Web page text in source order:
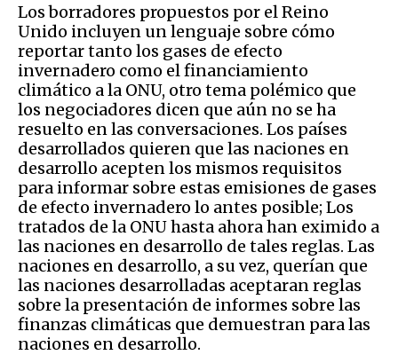
Los borradores propuestos por el Reino
Unido incluyen un lenguaje sobre cómo
reportar tanto los gases de efecto
invernadero como el financiamiento
climático a la ONU, otro tema polémico que
los negociadores dicen que aún no se ha
resuelto en las conversaciones. Los países
desarrollados quieren que las naciones en
desarrollo acepten los mismos requisitos
para informar sobre estas emisiones de gases
de efecto invernadero lo antes posible; Los
tratados de la ONU hasta ahora han eximido a
las naciones en desarrollo de tales reglas. Las
naciones en desarrollo, a su vez, querían que
las naciones desarrolladas aceptaran reglas
sobre la presentación de informes sobre las
finanzas climáticas que demuestran para las
naciones en desarrollo.